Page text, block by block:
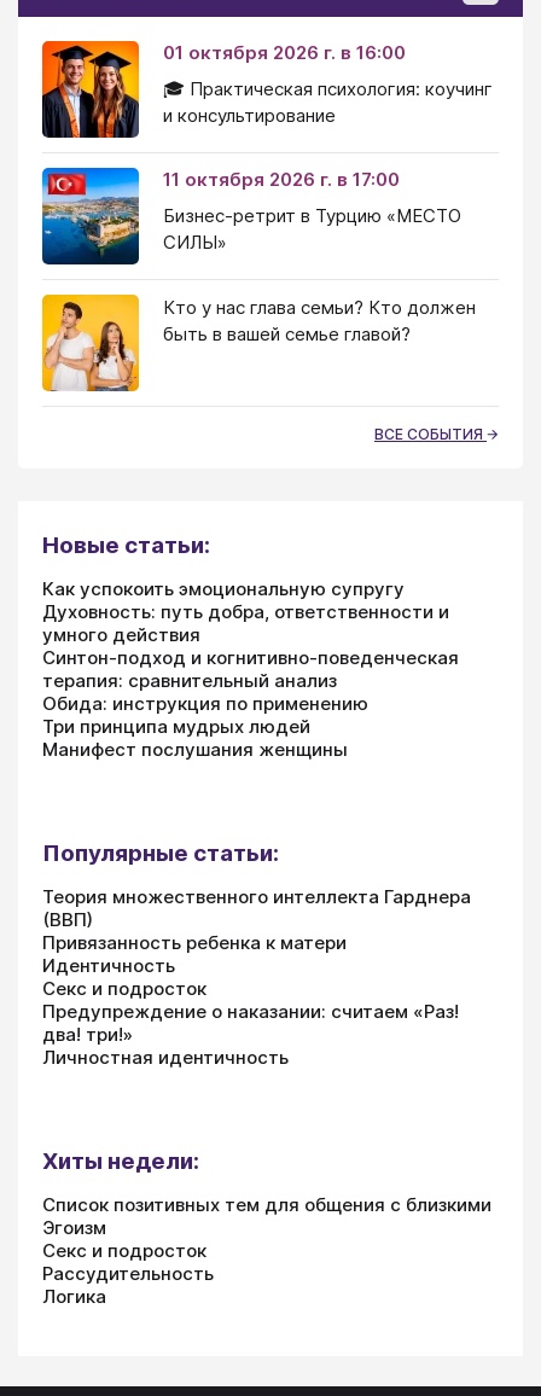
01 октября 2026 г. в 16:00
🎓 Практическая психология: коучинг
и консультирование
11 октября 2026 г. в 17:00
Бизнес-ретрит в Турцию «МЕСТО
СИЛЫ»
Кто у нас глава семьи? Кто должен
быть в вашей семье главой?
ВСЕ СОБЫТИЯ
Новые статьи:
Как успокоить эмоциональную супругу
Духовность: путь добра, ответственности и
умного действия
Синтон-подход и когнитивно-поведенческая
терапия: сравнительный анализ
Обида: инструкция по применению
Три принципа мудрых людей
Манифест послушания женщины
Популярные статьи:
Теория множественного интеллекта Гарднера
(ВВП)
Привязанность ребенка к матери
Идентичность
Секс и подросток
Предупреждение о наказании: считаем «Раз!
два! три!»
Личностная идентичность
Хиты недели:
Список позитивных тем для общения с близкими
Эгоизм
Секс и подросток
Рассудительность
Логика